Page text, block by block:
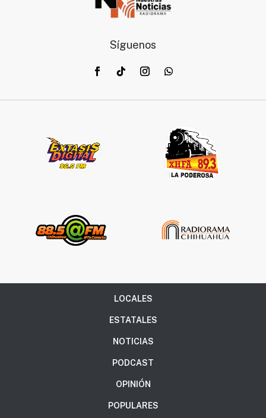
Síguenos
LOCALES
ESTATALES
NOTICIAS
PODCAST
OPINIÓN
POPULARES